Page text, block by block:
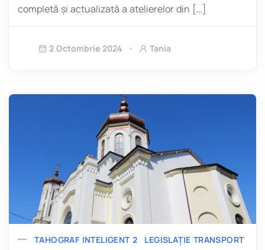
completă și actualizată a atelierelor din […]
2 Octombrie 2024 Tania
TAHOGRAF INTELIGENT 2 LEGISLAȚIE TRANSPORT